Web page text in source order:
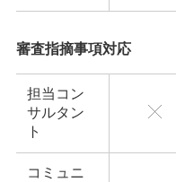
審査指摘事項対応
担当コン
サルタン
ト
コミュニ